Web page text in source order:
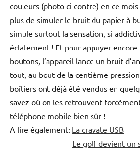
couleurs (photo ci-contre) en ce
plus de simuler le bruit du papier à
simule surtout la sensation, si
éclatement ! Et pour appuyer encore
boutons, l’appareil lance un bruit
tout, au bout de la centième
boîtiers ont déjà été vendus en
savez où on les retrouvent
téléphone mobile bien sûr !
A lire également: La cravate USB
Le golf devient un